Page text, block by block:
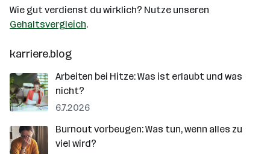
Wie gut verdienst du wirklich? Nutze unseren
Gehaltsvergleich.
karriere.blog
Arbeiten bei Hitze: Was ist erlaubt und was
nicht?
6.7.2026
Burnout vorbeugen: Was tun, wenn alles zu
viel wird?